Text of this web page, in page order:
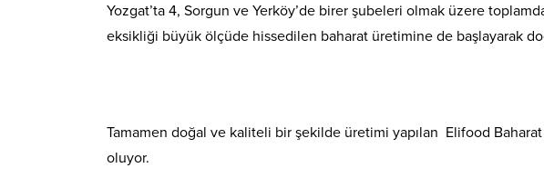
Yozgat’ta 4, Sorgun ve Yerköy’de birer şubeleri olmak üzere
eksikliği büyük ölçüde hissedilen baharat üretimine de başlayarak
Tamamen doğal ve kaliteli bir şekilde üretimi yapılan Elifood
oluyor.